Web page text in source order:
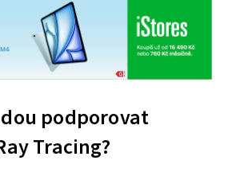
podporovat
Tracing?